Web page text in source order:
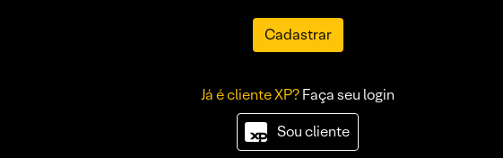
Cadastrar
Já é cliente XP?Faça seu login
Sou cliente